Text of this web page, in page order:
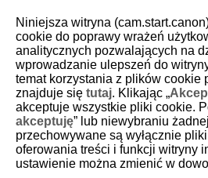
D180-085
Funkcja cichej migawki
Wyłącza dźwięki zwolnienia migawki,
operacji oraz wyzwalanie i wyświetlanie
światła.
Używane są następujące ustawienia i nie
Niniejsza witryna
cookie do poprawy wrażeń
analitycznych pozwalających na
wprowadzanie ulepszeń do
temat korzystania z plików cookie
znajduje się tutaj. Klikając „
akceptuje wszystkie pliki cookie.
akceptuję” lub niewybraniu
przechowywane są wyłącznie
oferowania treści i funkcji witryny
ustawienie można zmienić w